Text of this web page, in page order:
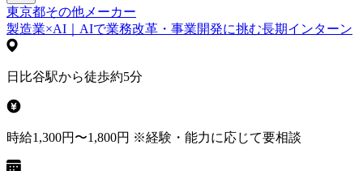
東京都その他 メーカー
製造業×AI｜AIで業務改革・事業開発に挑む長期インターン
日比谷駅から徒歩約5分
時給1,300円〜1,800円 ※経験・能力に応じて要相談